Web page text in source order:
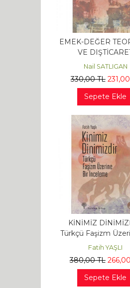
EMEK-DEĞER
VE
Nail SATLIGAN
330,00TL 231,00
Sepete Ekle
KİNİMİZ
Türkçü Faşizm
İnceleme
Fatih YAŞLI
380,00TL 266,00
Sepete Ekle